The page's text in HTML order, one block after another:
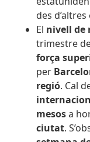
des
El nivell de
trimestre
força
per
regió. Cal
mesosa
ciutat.